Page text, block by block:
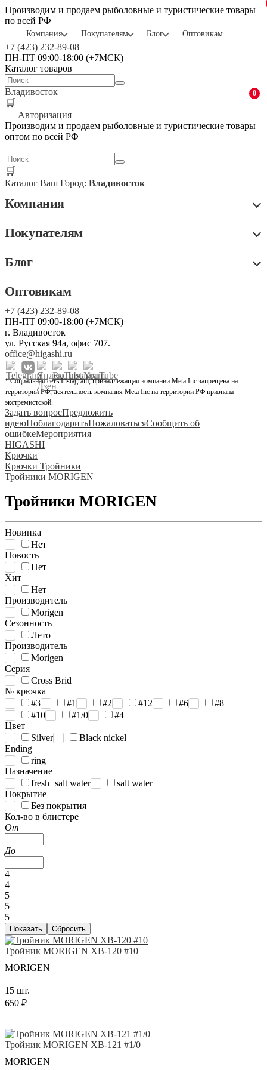
Производим и продаем рыболовные и туристические товары
по всей РФ
Компания Покупателям Блог Оптовикам
+7 (423) 232-89-08
ПН-ПТ 09:00-18:00 (+7МСК)
Каталог товаров
Владивосток
🛒
0
Авторизация
Производим и продаем рыболовные и туристические товары
оптом по всей РФ
🛒
Каталог Ваш Город: Владивосток
Компания
Покупателям
Блог
Оптовикам
+7 (423) 232-89-08
ПН-ПТ 09:00-18:00 (+7МСК)
г. Владивосток
ул. Русская 94а, офис 707.
office@higashi.ru
* Социальная сеть Instagram, принадлежащая компании Meta Inc запрещена на
территории РФ, деятельность компания Meta Inc на территории РФ признана
экстремистской.
Задать вопросПредложить
идеюПоблагодаритьПожаловатьсяСообщить об
ошибкеМероприятия
HIGASHI
Крючки
Крючки Тройники
Тройники MORIGEN
Тройники MORIGEN
Новинка
Нет
Новость
Нет
Хит
Нет
Производитель
Morigen
Сезонность
Лето
Производитель
Morigen
Серия
Cross Brid
№ крючка
#3
#1 #2 #12 #6
#8
#10
#1/0
#4
Цвет
Silver
Black nickel
Ending
ring
Назначение
fresh+salt water
salt water
Покрытие
Без покрытия
Кол-во в блистере
От
До
4
4
5
5
5
Тройник MORIGEN XB-120 #10
MORIGEN
15 шт.
650 ₽
Тройник MORIGEN XB-121 #1/0
MORIGEN